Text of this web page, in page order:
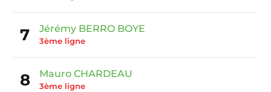
7 Jérémy BERRO BOYE
3ème ligne
8 Mauro CHARDEAU
3ème ligne